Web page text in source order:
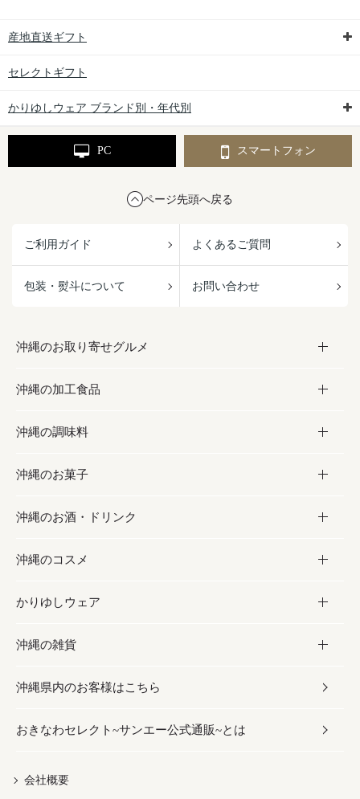
産地直送ギフト
セレクトギフト
かりゆしウェア ブランド別・年代別
PC スマートフォン
ページ先頭へ戻る
ご利用ガイド よくあるご質問
包装・熨斗について お問い合わせ
沖縄のお取り寄せグルメ
お取り寄せグルメ
フルーツ・野菜
お肉
海産物
沖縄の加工食品
加工食品
缶詰／パウチ
沖縄料理
沖縄そば／乾麺
レトルト食品
乾物／粉類
沖縄の調味料
調味料
砂糖／黒砂糖
塩
お酢／ドレッシング
しょうゆ
みそ
だし／スパイス／島唐辛子
沖縄のお菓子
お菓子
黒糖
ちんすこう
伝統菓子
スナック
おつまみ
紅芋
沖縄のお酒・ドリンク
お酒・ドリンク
泡盛
ビール・チューハイ
ワイン・ウィスキー・カクテル
ドリンク
茶葉
沖縄のコスメ
コスメ
スキンケア
ボディケア
ヘアケア
UVケア
かりゆしウェア
かりゆしウェア
メンズ
レディース
沖縄の雑貨
雑貨
沖縄ファッション
伝統工芸品
沖縄県内のお客様はこちら
おきなわセレクト~サンエー公式通販~とは
会社概要